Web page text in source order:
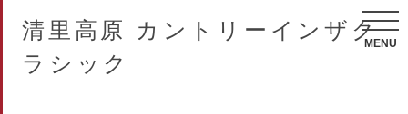
清里高原 カントリーインザク
ラシック
MENU